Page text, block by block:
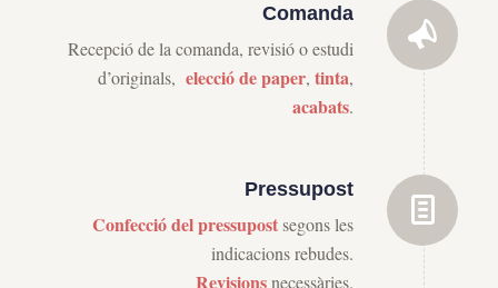
Comanda
Recepció de la comanda, revisió o estudi
d’originals,elecció de paper,tinta,
acabats.
Pressupost
Confecciódel pressupostsegons les
indicacions rebudes.
Revisionsnecessàries.